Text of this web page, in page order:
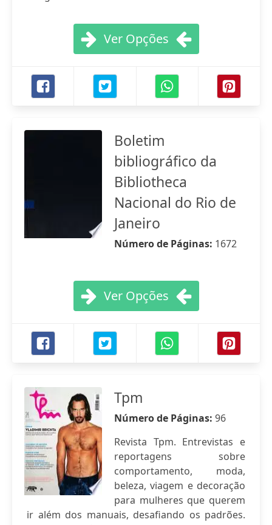
Ver Opções
Boletim
bibliográfico da
Bibliotheca
Nacional do Rio de
Janeiro
Número de Páginas: 1672
Ver Opções
Tpm
Número de Páginas: 96
Revista Tpm. Entrevistas e
reportagens sobre
comportamento, moda,
beleza, viagem e decoração
para mulheres que querem
ir além dos manuais, desafiando os padrões.